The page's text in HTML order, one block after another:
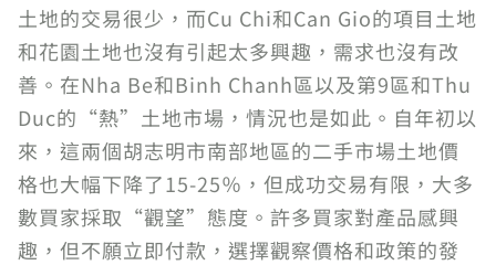
土地的交易很少，而Cu Chi和Can Gio的項目土地
和花園土地也沒有引起太多興趣，需求也沒有改
善。在Nha Be和Binh Chanh區以及第9區和Thu
Duc的“熱”土地市場，情況也是如此。自年初以
來，這兩個胡志明市南部地區的二手市場土地價
格也大幅下降了15-25％，但成功交易有限，大多
數買家採取“觀望”態度。許多買家對產品感興
趣，但不願立即付款，選擇觀察價格和政策的發